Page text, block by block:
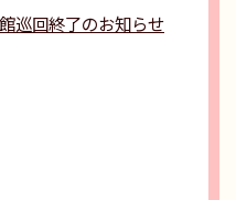
巡回終了のお知らせ